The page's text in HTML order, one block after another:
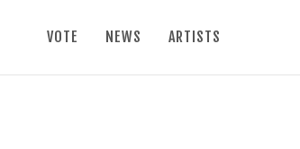
VOTE NEWS ARTISTS